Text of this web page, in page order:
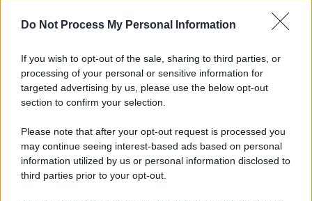
Do Not Process My Personal Information
If you wish to opt-out of the sale, sharing to third parties, or
processing of your personal or sensitive information for
targeted advertising by us, please use the below opt-out
section to confirm your selection.
Please note that after your opt-out request is processed you
may continue seeing interest-based ads based on personal
information utilized by us or personal information disclosed to
third parties prior to your opt-out.
Preferenze Privacy Privacy Policy Cookie Policy Note legali